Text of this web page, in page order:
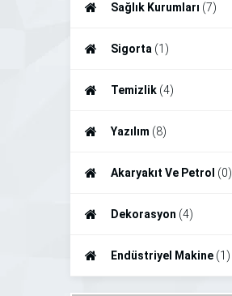
Sağlık Kurumları (7)
Sigorta (1)
Temizlik (4)
Yazılım (8)
Akaryakıt Ve Petrol (0)
Dekorasyon (4)
Endüstriyel Makine (1)